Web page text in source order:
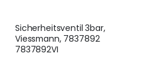
Sicherheitsventil 3bar,
Viessmann, 7837892
7837892VI